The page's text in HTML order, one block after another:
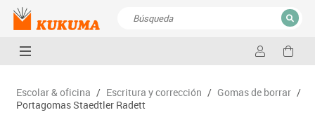
CERRAR
Escolar & oficina / Escritura y corrección / Gomas de borrar /
Portagomas Staedtler Radett